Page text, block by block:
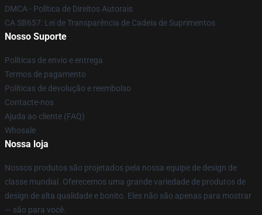
DMCA - Política de Direitos Autorais
CA SB657: Lei de Transparência de Cadeia de Suprimentos
Nosso Suporte
Políticas de envio e entrega
Termos de pagamento
Políticas de devolução e reembolso
Contacte-nos
Ajuda ao cliente (FAQ)
Whosale
Nossa loja
Nossos produtos são projetados pela nossa equipe de design de
classe mundial. Oferecemos uma grande variedade de produtos de
design de alta qualidade e bonito. Eles não são apenas para mostrar
— são para você.